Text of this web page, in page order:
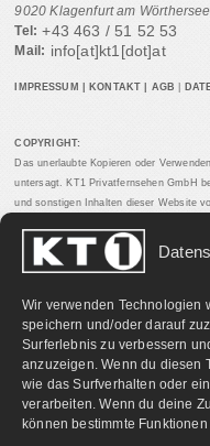
Wir verwenden Technologien
speichern und/oder darauf
Surferlebnis zu verbessern
anzuzeigen. Wenn du diesen
wie das Surfverhalten oder
verarbeiten. Wenn du deine
können bestimmte
9020 Klagenfurt am Wörthersee
Tel: +43 463 / 51 52 53
Mail: info[at]kt1[dot]at
IMPRESSUM KONTAKT AGB
COPYRIGHT:
Das unerlaubte Kopieren oder
untersagt. KT1 Privatfernsehen GmbH
und sonstigen Inhalten dieser Website
PARTNERLINKS: